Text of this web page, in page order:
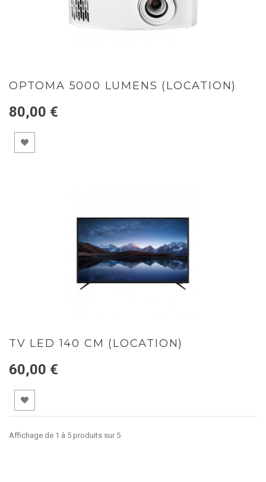
OPTOMA 5000 LUMENS (LOCATION)
80,00 €
TV LED 140 CM (LOCATION)
60,00 €
Affichage de 1 à 5 produits sur 5